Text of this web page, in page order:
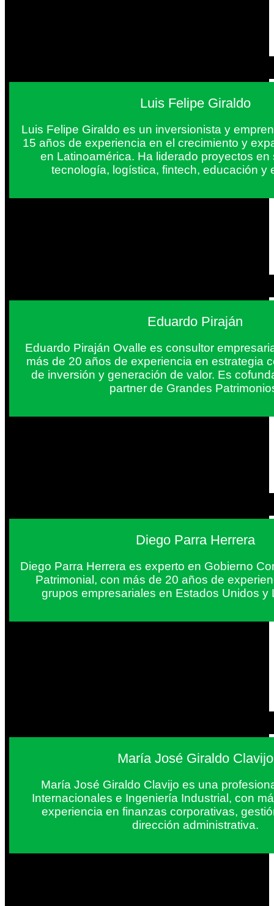
Luis Felipe Giraldo
Luis Felipe Giraldo es un inversionista y
15 años de experiencia en el crecimiento y
en Latinoamérica. Ha liderado proyectos en
tecnología, logística, fintech, educación y
Eduardo Piraján
Eduardo Piraján Ovalle es consultor
más de 20 años de experiencia en estrategia
de inversión y generación de valor. Es
partner de Grandes
Diego Parra Herrera
Diego Parra Herrera es experto en Gobierno
Patrimonial, con más de 20 años de
grupos empresariales en Estados Unidos y
María José Giraldo Clavijo
María José Giraldo Clavijo es una
Internacionales e Ingeniería Industrial, con
experiencia en finanzas corporativas,
dirección administrativa.